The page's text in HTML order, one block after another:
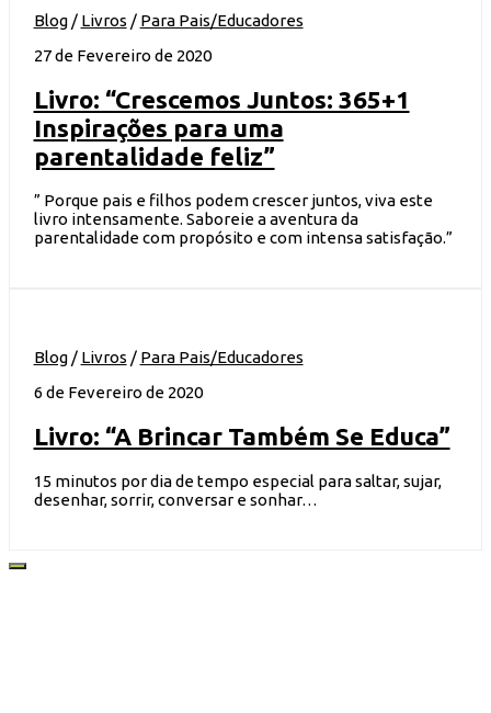
Blog/ Livros / Para Pais/Educadores
27 de Fevereiro de 2020
Livro: “Crescemos Juntos: 365+1
Inspirações para uma
parentalidade feliz”
” Porque pais e filhos podem crescer juntos, viva este
livro intensamente. Saboreie a aventura da
parentalidade com propósito e com intensa satisfação.”
Blog/ Livros / Para Pais/Educadores
6 de Fevereiro de 2020
Livro: “A Brincar Também Se Educa”
15 minutos por dia de tempo especial para saltar, sujar,
desenhar, sorrir, conversar e sonhar…